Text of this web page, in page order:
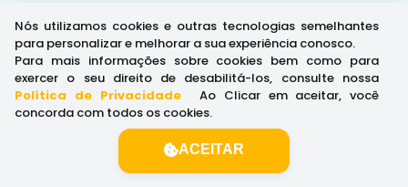
Nós utilizamos cookies e outras tecnologias semelhantes
para personalizar e melhorar a sua experiência conosco.
Para mais informações sobre cookies bem como para
exercer o seu direito de desabilitá-los, consulte nossa
Política de Privacidade.
Ao Clicar em aceitar, você
concorda com todos os cookies.
ACEITAR